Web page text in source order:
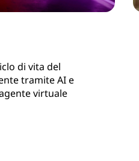
di vita del
tramite AI e
virtuale